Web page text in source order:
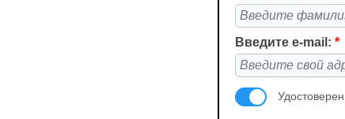
Введите e-mail: *